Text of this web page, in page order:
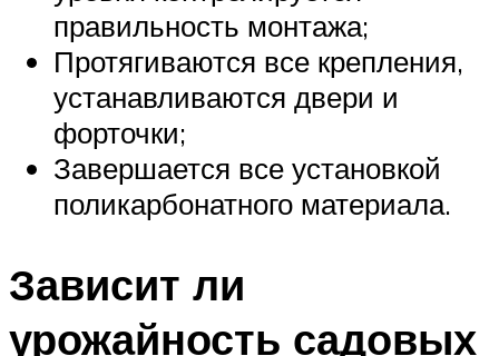
правильность монтажа;
Протягиваются все крепления,
устанавливаются двери и
форточки;
Завершается все установкой
поликарбонатного материала.
Зависит ли
урожайность садовых